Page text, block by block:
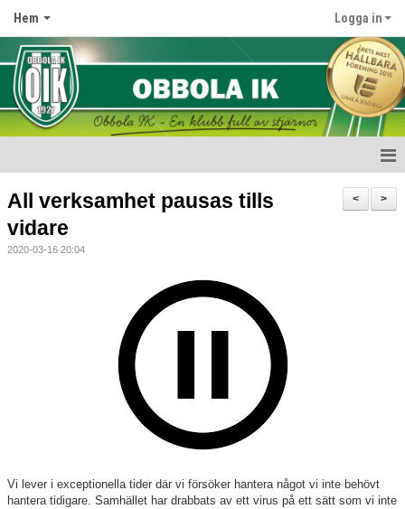
Hem Logga in
Nyheter
Våra sponsorer
>
<
All verksamhet pausas tills
vidare
2020-03-16 20:04
Vi lever i exceptionella tider där vi försöker hantera något vi inte behövt
hantera tidigare. Samhället har drabbats av ett virus på ett sätt som vi inte